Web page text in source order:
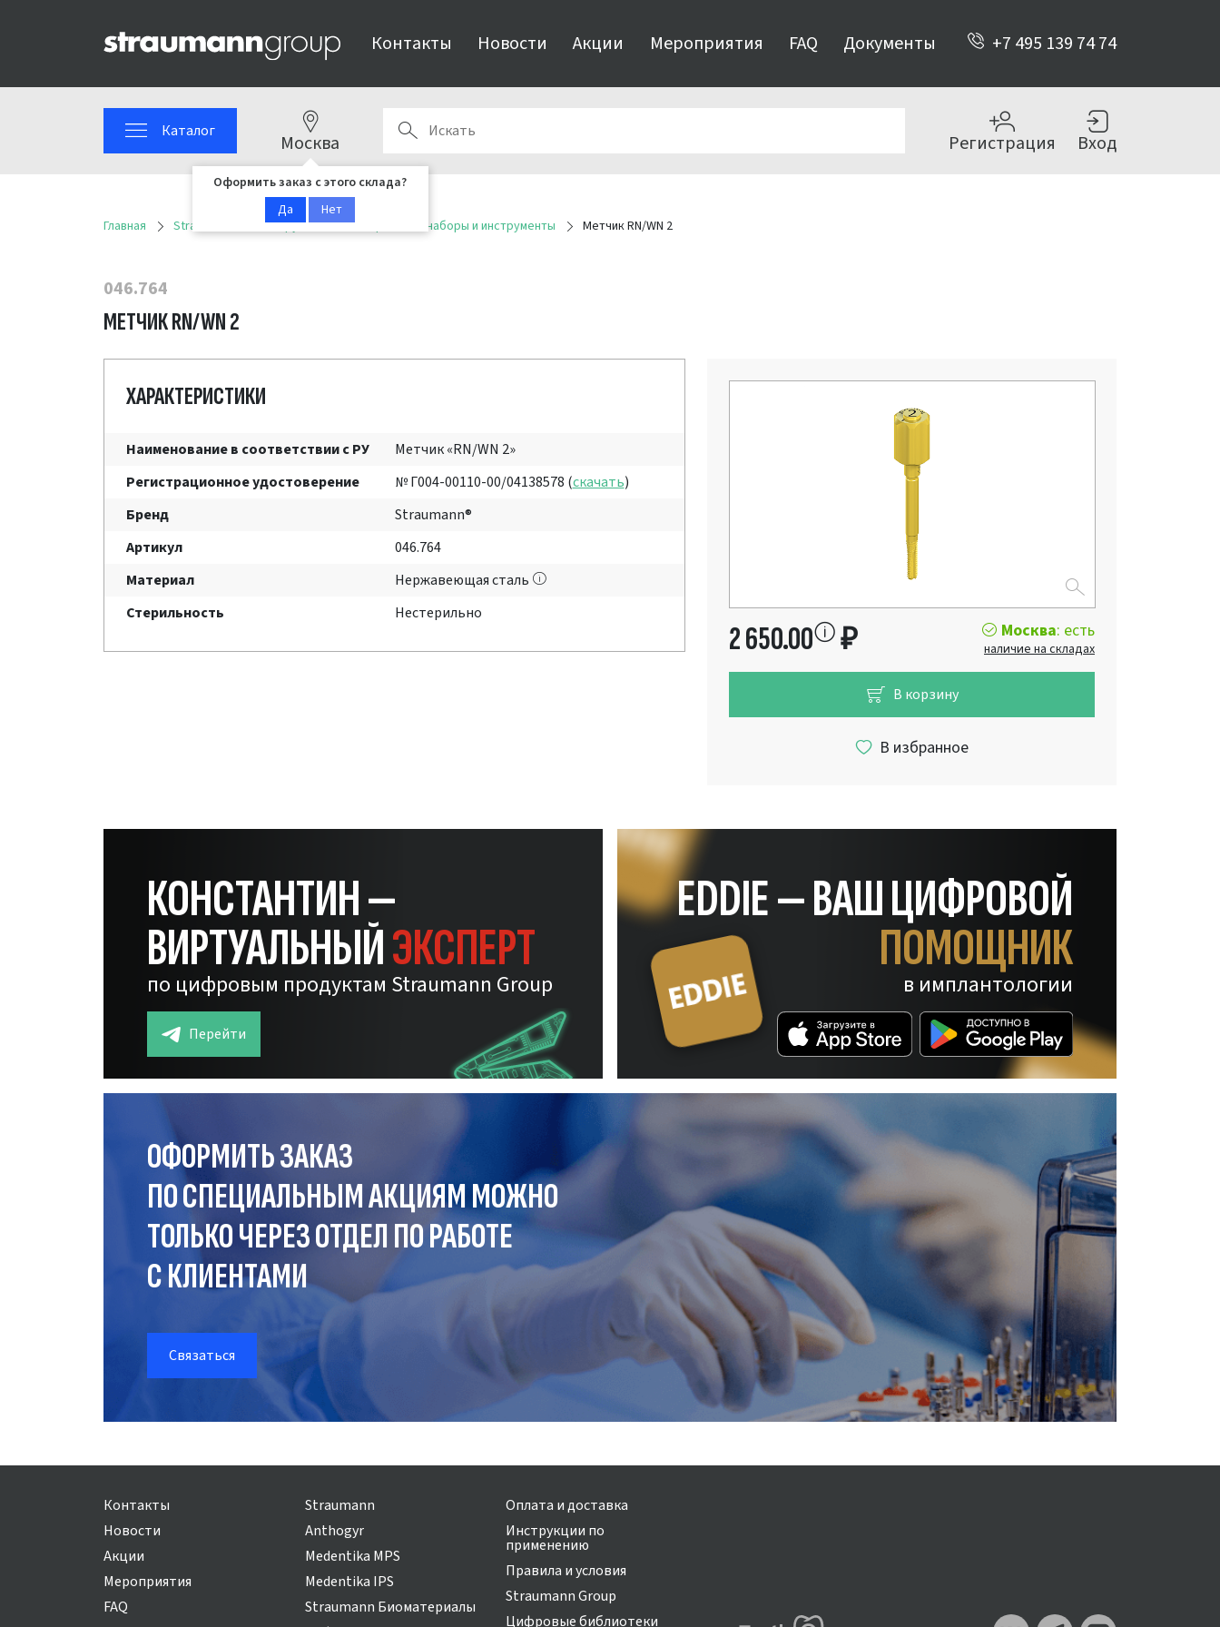
Контакты Новости Акции Мероприятия FAQ Документы +7 495 139 74 74
Каталог Москва
Оформить заказ с этого склада?
Да
Нет
Регистрация Вход
Главная Straumann Инструменты Сервисные наборы и инструменты Метчик RN/WN 2
046.764
МЕТЧИК RN/WN 2
ХАРАКТЕРИСТИКИ
Наименование в соответствии с РУ
Метчик «RN/WN 2»
Регистрационное удостоверение
№ Г004-00110-00/04138578 (скачать)
Бренд
Straumann®
Артикул
046.764
Материал
Нержавеющая сталь
Стерильность
Нестерильно
2 650.00 ₽ Москва: есть
наличие на складах
В корзину
КОНСТАНТИН —
ВИРТУАЛЬНЫЙЭКСПЕРТ
по цифровым продуктам Straumann Group
Перейти
EDDIE — ВАШ ЦИФРОВОЙ
ПОМОЩНИК
в имплантологии
ОФОРМИТЬ ЗАКАЗ
ПО СПЕЦИАЛЬНЫМ АКЦИЯМ МОЖНО
ТОЛЬКО ЧЕРЕЗ ОТДЕЛПО РАБОТЕ
С КЛИЕНТАМИ
Связаться
Контакты
Новости
Акции
Мероприятия
FAQ
Straumann
Anthogyr
Medentika MPS
Medentika IPS
Straumann Биоматериалы
Оплата и доставка
Инструкции по
применению
Правила и условия
Straumann Group
Цифровые библиотеки